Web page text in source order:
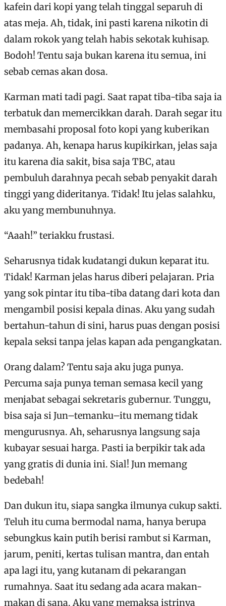
kafein dari kopi yang telah tinggal separuh di
atas meja. Ah, tidak, ini pasti karena nikotin di
dalam rokok yang telah habis sekotak kuhisap.
Bodoh! Tentu saja bukan karena itu semua, ini
sebab cemas akan dosa.
Karman mati tadi pagi. Saat rapat tiba-tiba saja ia
terbatuk dan memercikkan darah. Darah segar itu
membasahi proposal foto kopi yang kuberikan
padanya. Ah, kenapa harus kupikirkan, jelas saja
itu karena dia sakit, bisa saja TBC, atau
pembuluh darahnya pecah sebab penyakit darah
tinggi yang dideritanya. Tidak! Itu jelas salahku,
aku yang membunuhnya.
“Aaah!” teriakku frustasi.
Seharusnya tidak kudatangi dukun keparat itu.
Tidak! Karman jelas harus diberi pelajaran. Pria
yang sok pintar itu tiba-tiba datang dari kota dan
mengambil posisi kepala dinas. Aku yang sudah
bertahun-tahun di sini, harus puas dengan posisi
kepala seksi tanpa jelas kapan ada pengangkatan.
Orang dalam? Tentu saja aku juga punya.
Percuma saja punya teman semasa kecil yang
menjabat sebagai sekretaris gubernur. Tunggu,
bisa saja si Jun–temanku–itu memang tidak
mengurusnya. Ah, seharusnya langsung saja
kubayar sesuai harga. Pasti ia berpikir tak ada
yang gratis di dunia ini. Sial! Jun memang
bedebah!
Dan dukun itu, siapa sangka ilmunya cukup sakti.
Teluh itu cuma bermodal nama, hanya berupa
sebungkus kain putih berisi rambut si Karman,
jarum, peniti, kertas tulisan mantra, dan entah
apa lagi itu, yang kutanam di pekarangan
rumahnya. Saat itu sedang ada acara makan-
makan di sana. Aku yang memaksa istrinya